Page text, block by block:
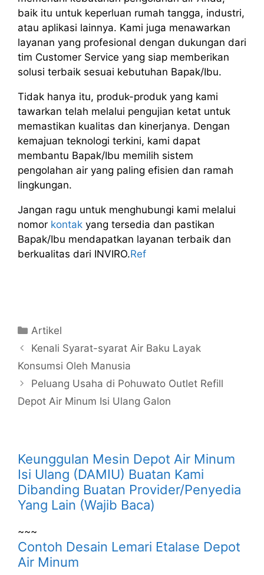
baik itu untuk keperluan rumah tangga, industri,
atau aplikasi lainnya. Kami juga menawarkan
layanan yang profesional dengan dukungan dari
tim Customer Service yang siap memberikan
solusi terbaik sesuai kebutuhan Bapak/Ibu.
Tidak hanya itu, produk-produk yang kami
tawarkan telah melalui pengujian ketat untuk
memastikan kualitas dan kinerjanya. Dengan
kemajuan teknologi terkini, kami dapat
membantu Bapak/Ibu memilih sistem
pengolahan air yang paling efisien dan ramah
lingkungan.
Jangan ragu untuk menghubungi kami melalui
nomor kontak yang tersedia dan pastikan
Bapak/Ibu mendapatkan layanan terbaik dan
berkualitas dari INVIRO.Ref
Kategori
Artikel
Kenali Syarat-syarat Air Baku Layak
Konsumsi Oleh Manusia
Peluang Usaha di Pohuwato Outlet Refill
Depot Air Minum Isi Ulang Galon
Keunggulan Mesin Depot Air Minum
Isi Ulang (DAMIU) Buatan Kami
Dibanding Buatan Provider/Penyedia
Yang Lain (Wajib Baca)
~~~
Contoh Desain Lemari Etalase Depot
Air Minum